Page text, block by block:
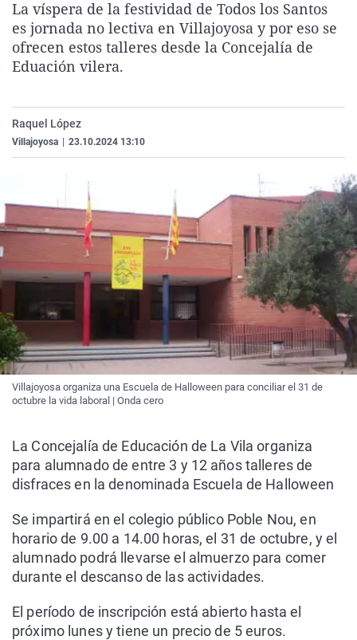
La rosa de los vientos
Gente viajera
Caso
Retornados
Extremadura
Galicia
Virales
Televisión
La víspera de la festividad de Todos los Santos
es jornada no lectiva en Villajoyosa y por eso se
ofrecen estos talleres desde la Concejalía de
Eduación vilera.
Raquel López
Villajoyosa 23.10.2024 13:10
Villajoyosa organiza una Escuela de Halloween para conciliar el 31 de
octubre la vida laboral | Onda cero
La Concejalía de Educación de La Vila organiza
para alumnado de entre 3 y 12 años talleres de
disfraces en la denominada Escuela de Halloween
Se impartirá en el colegio público Poble Nou, en
horario de 9.00 a 14.00 horas, el 31 de octubre, y el
alumnado podrá llevarse el almuerzo para comer
durante el descanso de las actividades.
El período de inscripción está abierto hasta el
próximo lunes y tiene un precio de 5 euros.